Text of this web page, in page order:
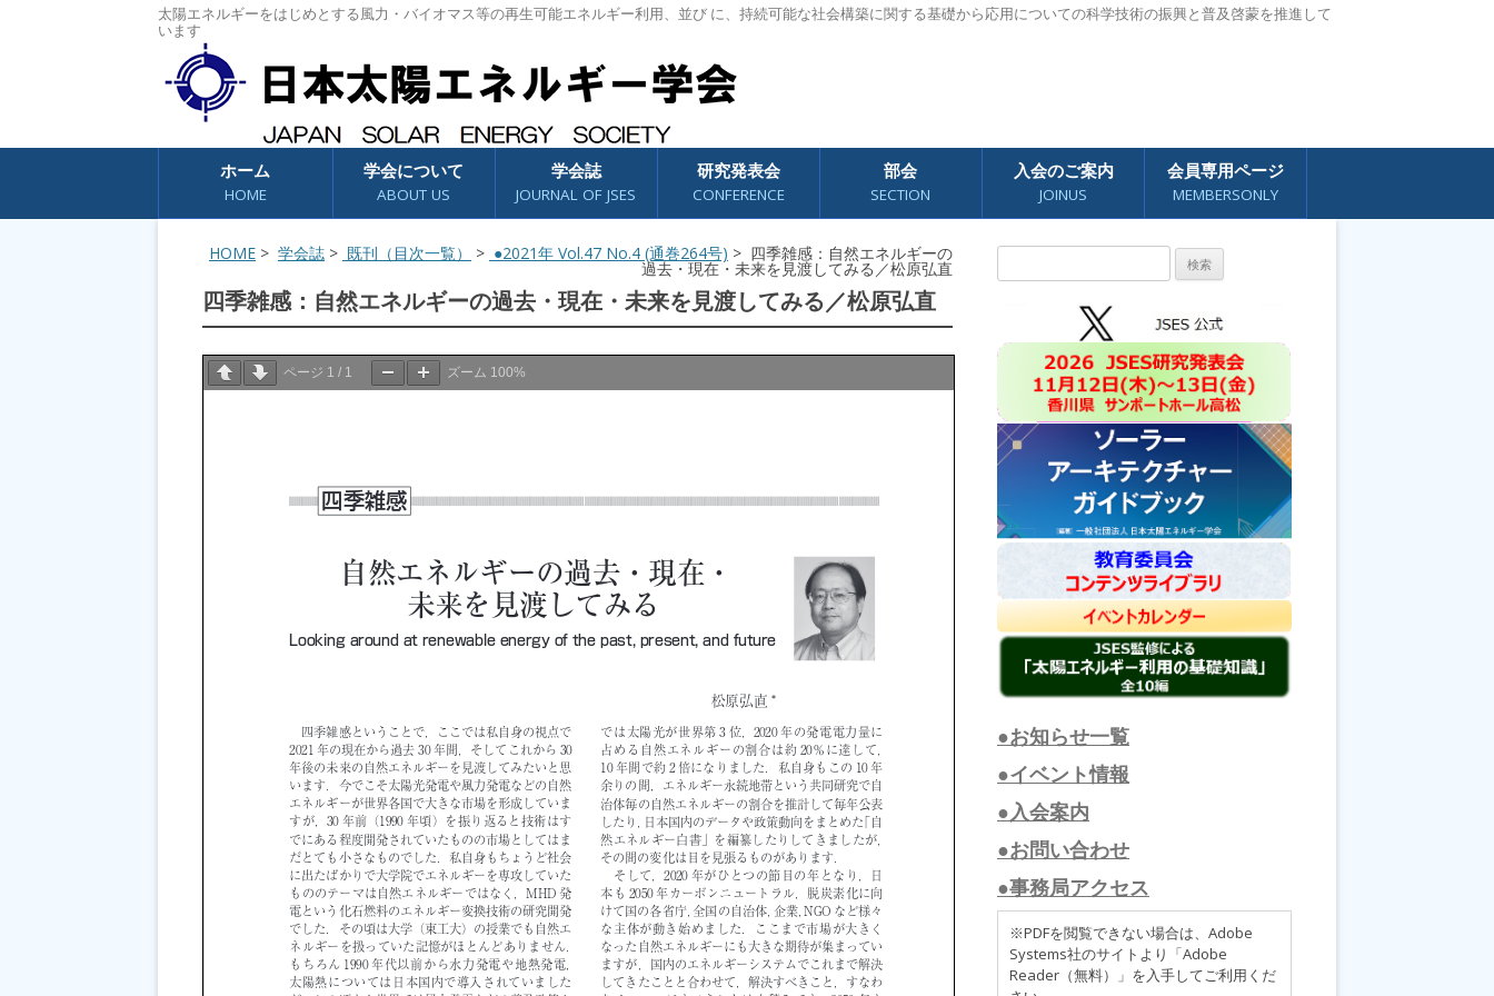
太陽エネルギーをはじめとする風力・バイオマス等の再生可能エネルギー利用、並び に、持続可能な社会構築に関する基礎から応用についての科学技術の振興と普及啓蒙を推進して
います
コンテンツへスキップ
ホーム
HOME
学会について
ABOUT US
学会誌
JOURNAL OF JSES
研究発表会
CONFERENCE
部会
SECTION
入会のご案内
JOINUS
会員専用ページ
MEMBERSONLY
HOME > 学会誌 > 既刊（目次一覧） > ●2021年 Vol.47 No.4 (通巻264号) > 四季雑感：自然エネルギーの
過去・現在・未来を見渡してみる／松原弘直
四季雑感：自然エネルギーの過去・現在・未来を見渡してみる／松原弘直
ページ 1 / 1 ズーム 100%
索:
●お知らせ一覧
●イベント情報
●入会案内
●お問い合わせ
●事務局アクセス
※PDFを閲覧できない場合は、Adobe
Systems社のサイトより「Adobe
Reader（無料）」を入手してご利用くだ